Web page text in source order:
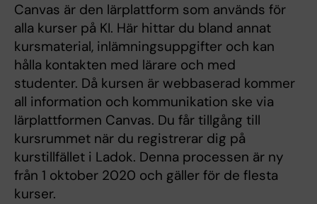
Canvas är den lärplattform som används för
alla kurser på KI. Här hittar du bland annat
kursmaterial, inlämningsuppgifter och kan
hålla kontakten med lärare och med
studenter. Då kursen är webbaserad kommer
all information och kommunikation ske via
lärplattformen Canvas. Du får tillgång till
kursrummet när du registrerar dig på
kurstillfället i Ladok. Denna processen är ny
från 1 oktober 2020 och gäller för de flesta
kurser.